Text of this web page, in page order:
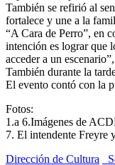
También se refirió al
fortalece y une a la
“A Cara de Perro”, en
intención es lograr que
acceder a un
También durante la
El evento contó con la
Fotos:
1.a 6.Imágenes de
7. El intendente Freyre
Dirección de Cultura